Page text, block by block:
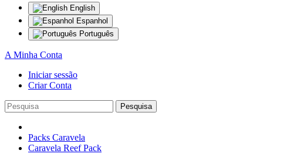
English
Espanhol
Português
A Minha Conta
Iniciar sessão
Criar Conta
Pesquisa
Packs Caravela
Caravela Reef Pack